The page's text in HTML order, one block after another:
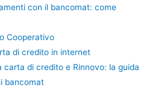
con il bancomat: come
Cooperativo
di credito in internet
carta di credito e Rinnovo: la guida
bancomat